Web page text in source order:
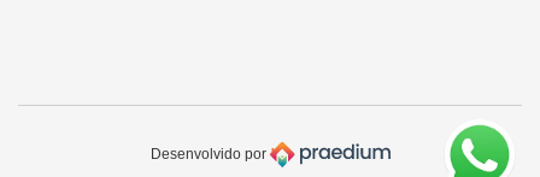
Desenvolvido por